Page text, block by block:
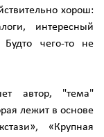
хорош:
интересный
чего-то не
автор, "тема"
лежит в основе
«Крупная